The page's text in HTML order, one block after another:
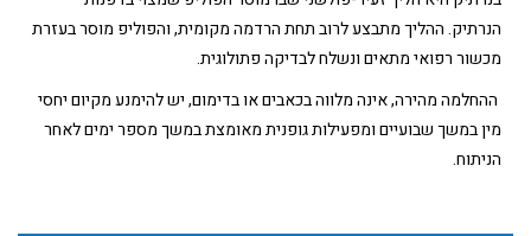
הנרתיק. ההליך מתבצע לרוב תחת הרדמה מקומית, והפוליפ מוסר בעזרת
מכשור רפואי מתאים ונשלח לבדיקה פתולוגית.
ההחלמה מהירה, אינה מלווה בכאבים או בדימום, יש להימנע מקיום יחסי
מין במשך שבועיים ומפעילות גופנית מאומצת במשך מספר ימים לאחר
הניתוח.